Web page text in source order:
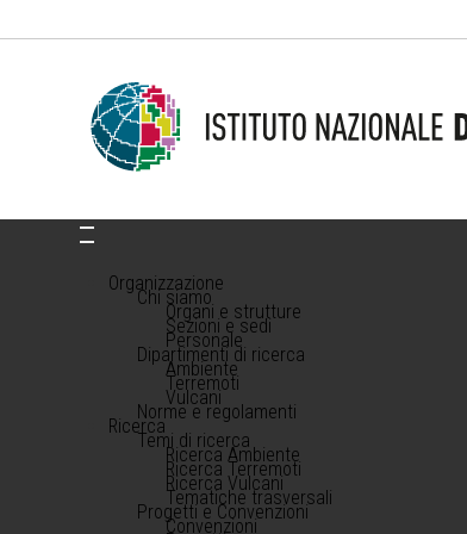
Organizzazione
Chi siamo
Organi e strutture
Sezioni e sedi
Personale
Dipartimenti di ricerca
Ambiente
Terremoti
Vulcani
Norme e regolamenti
Ricerca
Temi di ricerca
Ricerca Ambiente
Ricerca Terremoti
Ricerca Vulcani
Tematiche trasversali
Progetti e Convenzioni
Convenzioni